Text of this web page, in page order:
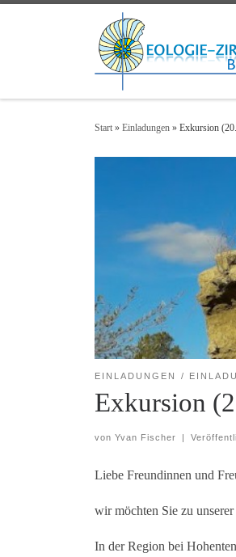
Zum Inhalt springen
Start » Einladungen » Exkursion
EINLADUNGEN
Exkursion
von Yvan Fischer
Liebe Freundinnen und
wir möchten Sie zu
In der Region bei